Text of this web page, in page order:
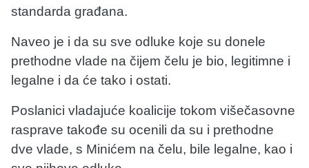
standarda građana.
Naveo je i da su sve odluke koje su donele
prethodne vlade na čijem čelu je bio, legitimne i
legalne i da će tako i ostati.
Poslanici vladajuće koalicije tokom višečasovne
rasprave takođe su ocenili da su i prethodne
dve vlade, s Minićem na čelu, bile legalne, kao i